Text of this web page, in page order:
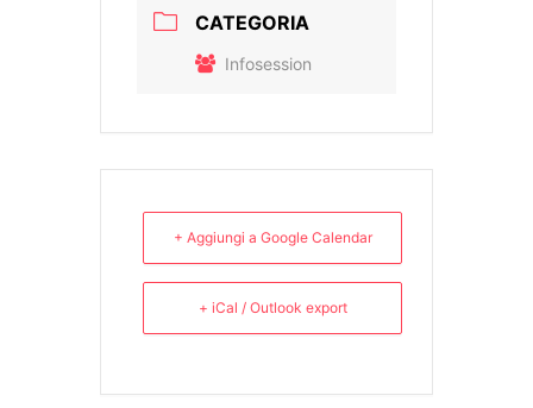
CATEGORIA
Infosession
+ Aggiungi a Google Calendar
+ iCal / Outlook export